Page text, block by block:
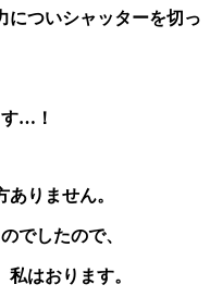
についシャッターを切っ
…！
りません。
でしたので、
はおります。